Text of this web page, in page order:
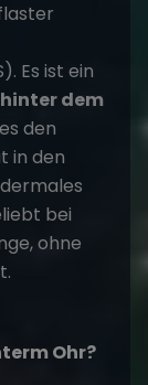
Es ist ein
hinter dem
den
in den
bei
ohne
Ohr?